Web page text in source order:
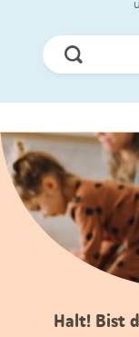
Jetzt
Suchen
Halt! Bist